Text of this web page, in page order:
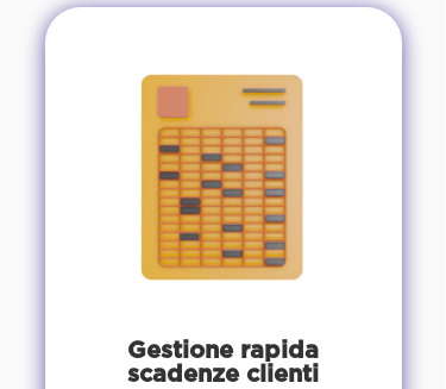
Gestione rapida
scadenze clienti